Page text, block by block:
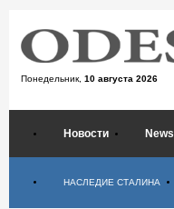
Понедельник, 10 августа 2026
Новости News
НАСЛЕДИЕ СТАЛИНА